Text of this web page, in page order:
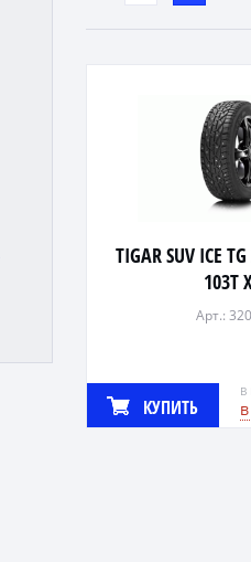
TIGAR SUV ICE
103T
Арт.:
КУПИТЬ
В